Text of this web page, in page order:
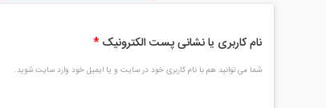
نام کاربری یا نشانی پست الکترونیک *
شما می توانید هم با نام کاربری خود در سایت و یا ایمیل خود وارد سایت شوید.